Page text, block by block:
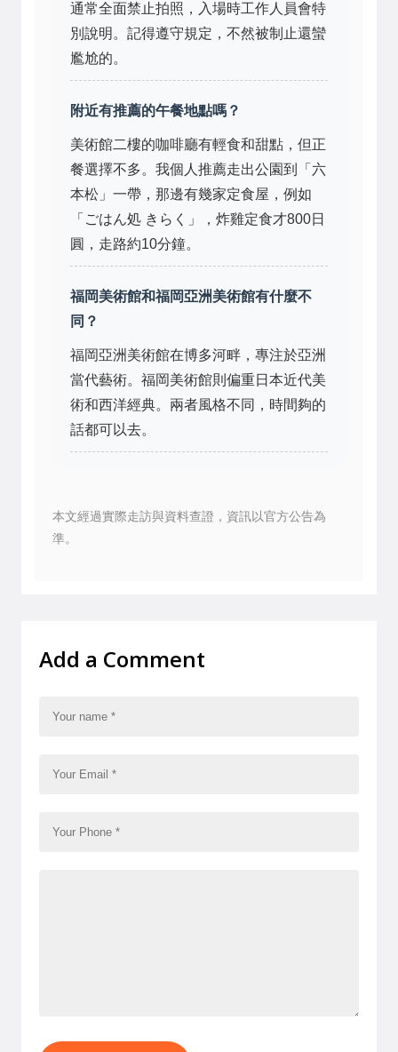
通常全面禁止拍照，入場時工作人員會特
別說明。記得遵守規定，不然被制止還蠻
尷尬的。
附近有推薦的午餐地點嗎？
美術館二樓的咖啡廳有輕食和甜點，但正
餐選擇不多。我個人推薦走出公園到「六
本松」一帶，那邊有幾家定食屋，例如
「ごはん処 きらく」，炸雞定食才800日
圓，走路約10分鐘。
福岡美術館和福岡亞洲美術館有什麼不
同？
福岡亞洲美術館在博多河畔，專注於亞洲
當代藝術。福岡美術館則偏重日本近代美
術和西洋經典。兩者風格不同，時間夠的
話都可以去。
本文經過實際走訪與資料查證，資訊以官方公告為
準。
Add a Comment